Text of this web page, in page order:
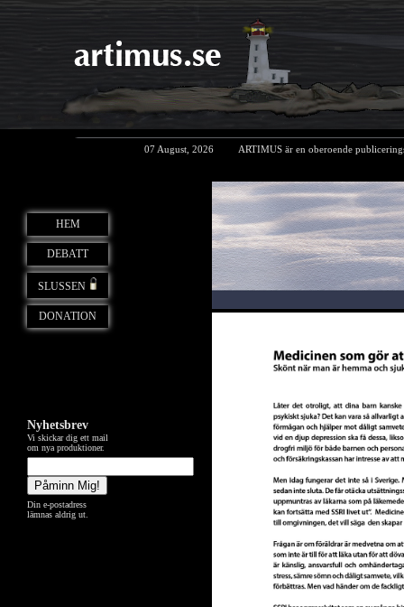
07 August, 2026 ARTIMUS är en oberoende
HEM
DEBATT
SLUSSEN
DONATION
Nyhetsbrev
Vi skickar dig ett mail
om nya produktioner.
Din e-postadress
lämnas aldrig ut.